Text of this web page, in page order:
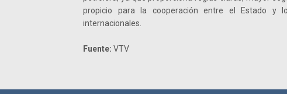
propicio para la cooperación entre el Estado y
internacionales.
Fuente: VTV